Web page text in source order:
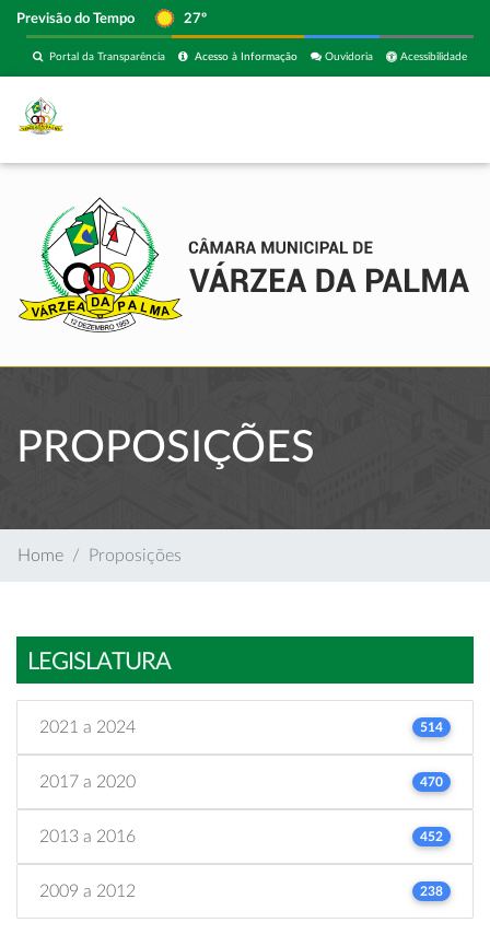
Previsão do Tempo 27º
Acessibilidade
Ouvidoria
Acesso à Informação
Portal da Transparência
PROPOSIÇÕES
Home Proposições
LEGISLATURA
2021 a 2024 514
2017 a 2020 470
2013 a 2016 452
2009 a 2012 238